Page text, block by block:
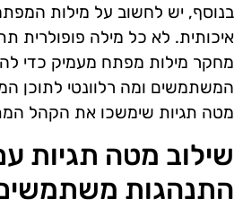
בנוסף, יש לחשוב על מילות
איכותית. לא כל מילה פופולרית
מחקר מילות מפתח מעמיק כדי
המשתמשים ומה רלוונטי לתוכן
מטה תגיות שימשכו את הקהל
שילוב מטה תגיות
התנהגות